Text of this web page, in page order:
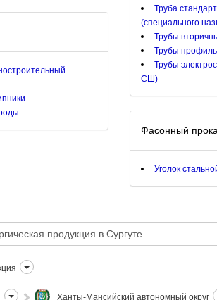
Труба
(специального
Трубы
Трубы
Трубы
СШ)
Фасонный
Уголок
Ханты-Мансийский автономный округ